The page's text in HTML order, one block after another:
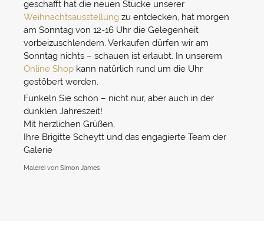
geschafft hat die neuen Stücke unserer
Weihnachtsausstellung zu entdecken, hat morgen
am Sonntag von 12-16 Uhr die Gelegenheit
vorbeizuschlendern. Verkaufen dürfen wir am
Sonntag nichts – schauen ist erlaubt. In unserem
Online Shop kann natürlich rund um die Uhr
gestöbert werden.
Funkeln Sie schön – nicht nur, aber auch in der
dunklen Jahreszeit!
Mit herzlichen Grüßen,
Ihre Brigitte Scheytt und das engagierte Team der
Galerie
Malerei von Simon James